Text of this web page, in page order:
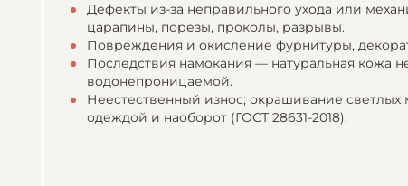
Дефекты из-за неправильного ухода или
царапины, порезы, проколы, разрывы.
Повреждения и окисление фурнитуры,
Последствия намокания — натуральная кожа
водонепроницаемой.
Неестественный износ; окрашивание светлых
одеждой и наоборот (ГОСТ 28631-2018).